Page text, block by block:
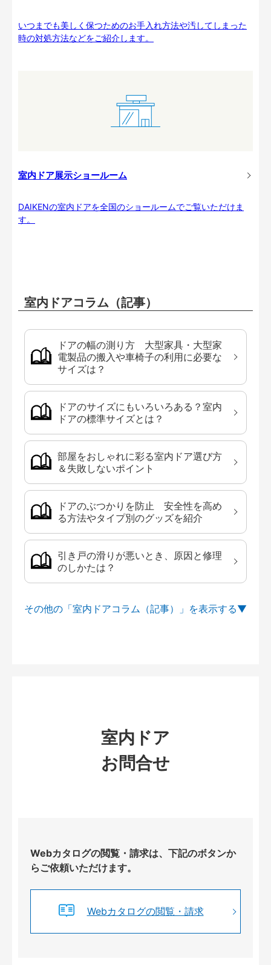
いつまでも美しく保つためのお手入れ方法や汚してしまった
時の対処方法などをご紹介します。
室内ドア展示ショールーム
DAIKENの室内ドアを全国のショールームでご覧いただけま
す。
室内ドアコラム（記事）
ドアの幅の測り方 大型家具・大型家
電製品の搬入や車椅子の利用に必要な
サイズは？
ドアのサイズにもいろいろある？室内
ドアの標準サイズとは？
部屋をおしゃれに彩る室内ドア選び方
＆失敗しないポイント
ドアのぶつかりを防止 安全性を高め
る方法やタイプ別のグッズを紹介
引き戸の滑りが悪いとき、原因と修理
のしかたは？
その他の「室内ドアコラム（記事）」を
室内ドア
お問合せ
Webカタログの閲覧・請求は、下記のボタンか
らご依頼いただけます。
Webカタログの閲覧・請求